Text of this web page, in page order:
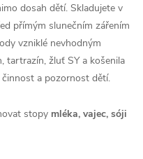
dosah dětí. Skladujete v
přímým slunečním zářením
vzniklé nevhodným
tartrazín, žluť SY a košenila
a pozornost dětí.
stopy mléka, vajec, sóji